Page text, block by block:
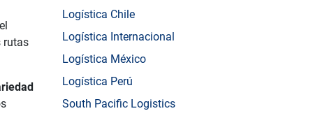
rutas
Logística Chile
Logística Internacional
Logística México
Logística Perú
South Pacific Logistics